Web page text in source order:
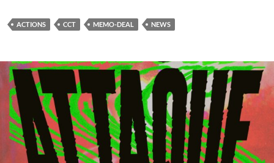
ACTIONS CCT MEMO-DEAL NEWS